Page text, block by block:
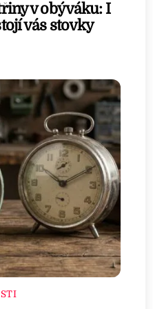
v obýváku: I
vás stovky